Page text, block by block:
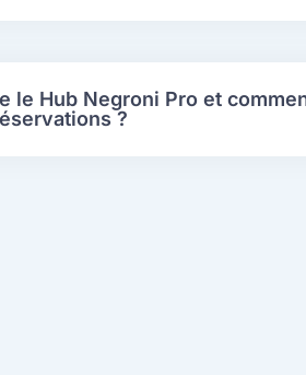
le Hub Negroni Pro et
?